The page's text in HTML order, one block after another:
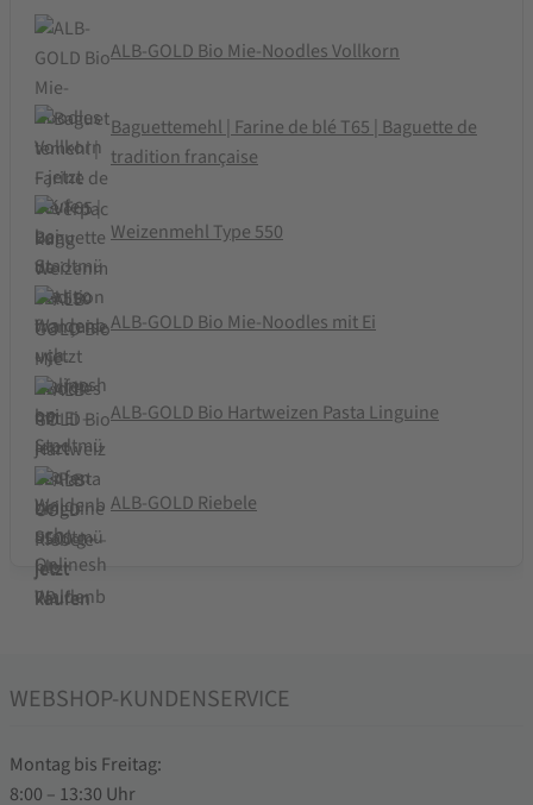
ALB-GOLD Bio Mie-Noodles Vollkorn
Baguettemehl | Farine de blé T65 | Baguette de
tradition française
Weizenmehl Type 550
ALB-GOLD Bio Mie-Noodles mit Ei
ALB-GOLD Bio Hartweizen Pasta Linguine
ALB-GOLD Riebele
WEBSHOP-KUNDENSERVICE
Montag bis Freitag:
8:00 – 13:30 Uhr